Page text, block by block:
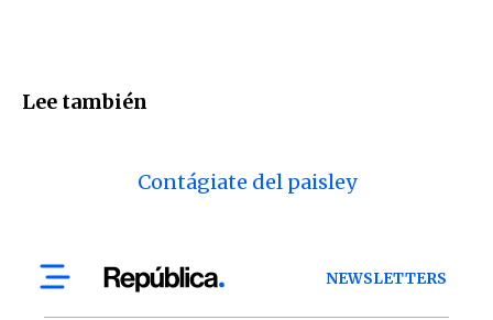
Lee también
Contágiate del paisley